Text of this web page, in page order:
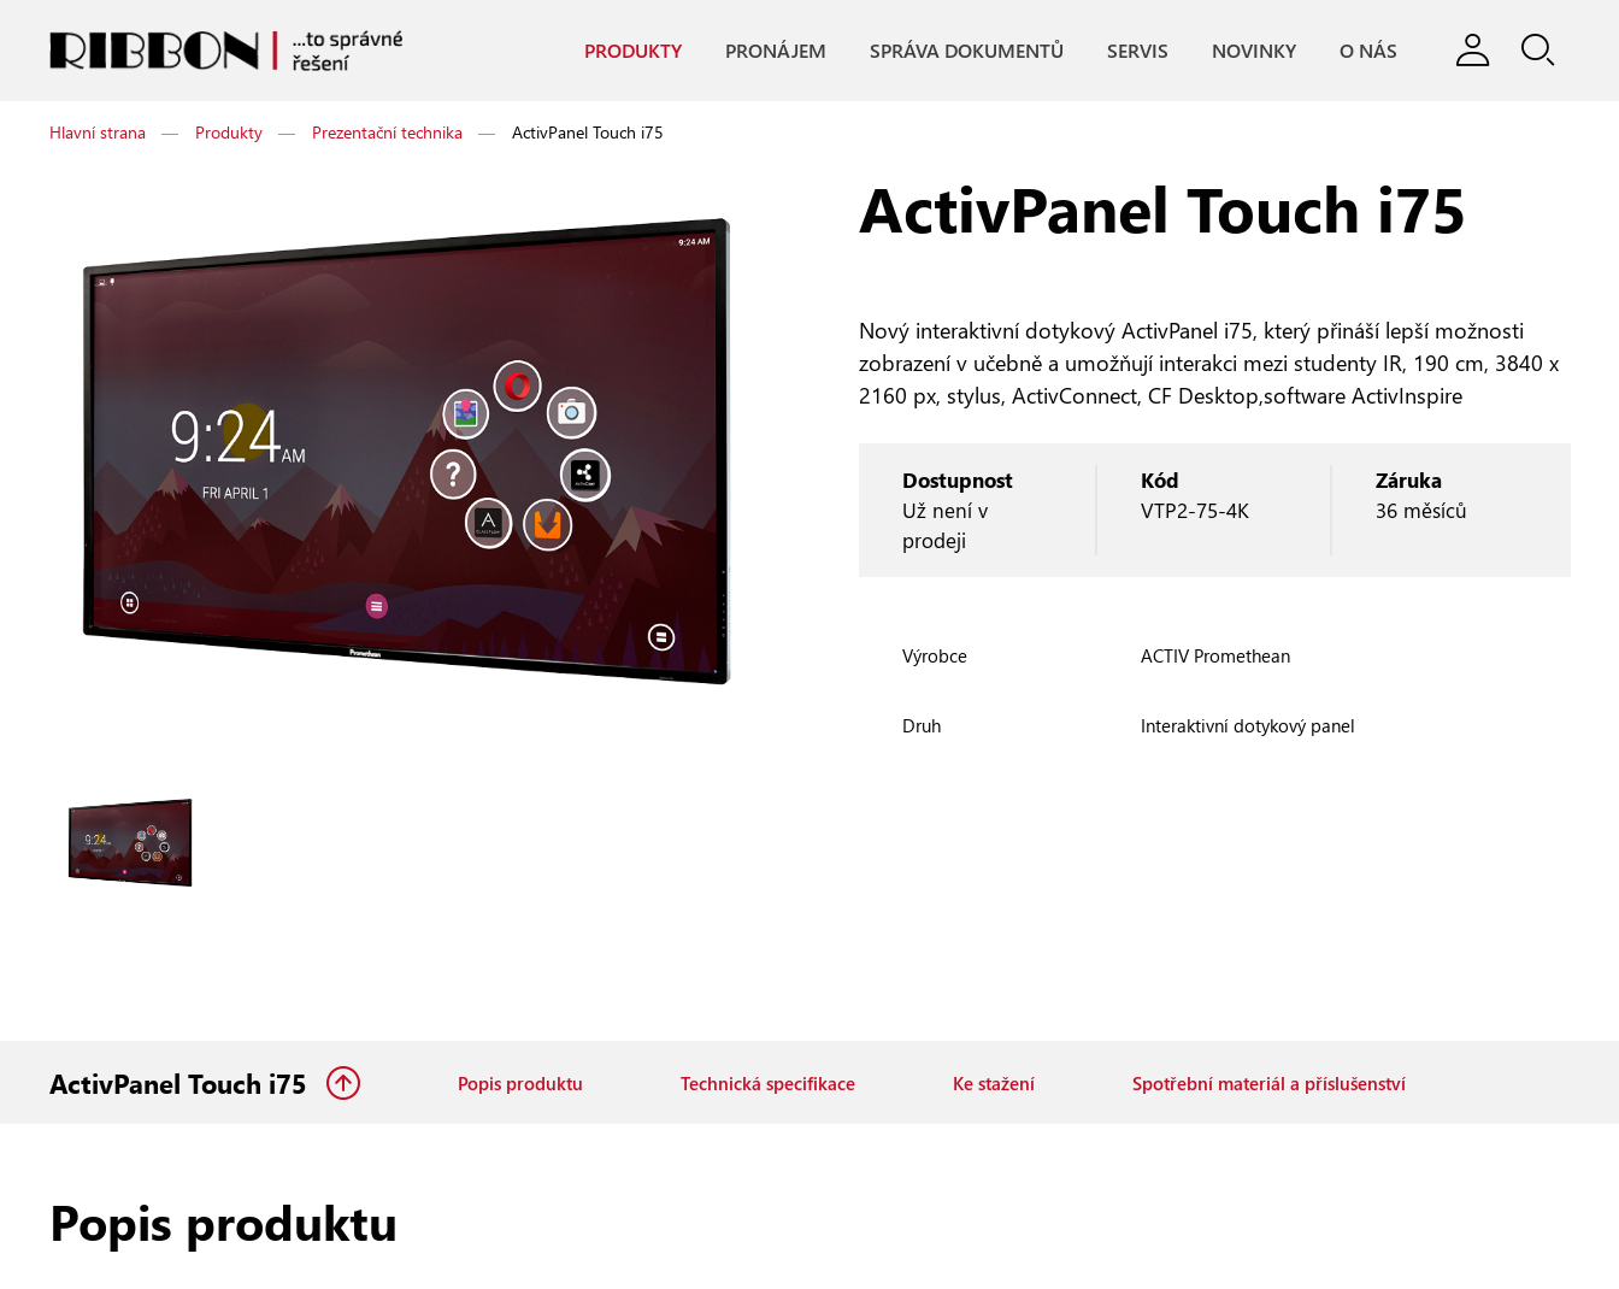
PRODUKTY PRONÁJEM SPRÁVA DOKUMENTŮ SERVIS NOVINKY O NÁS
Hlavní strana — Produkty — Prezentační technika — ActivPanel Touch i75
ActivPanel Touch i75
Nový interaktivní dotykový ActivPanel i75, který přináší lepší možnosti
zobrazení v učebně a umožňují interakci mezi studenty IR, 190 cm, 3840 x
2160 px, stylus, ActivConnect, CF Desktop,software ActivInspire
Dostupnost
Už není v
prodeji
Kód
VTP2-75-4K
Záruka
36 měsíců
Výrobce ACTIV Promethean
Druh Interaktivní dotykový panel
ActivPanel Touch i75 Popis produktu Technická specifikace Ke stažení Spotřební materiál a příslušenství
Popis produktu